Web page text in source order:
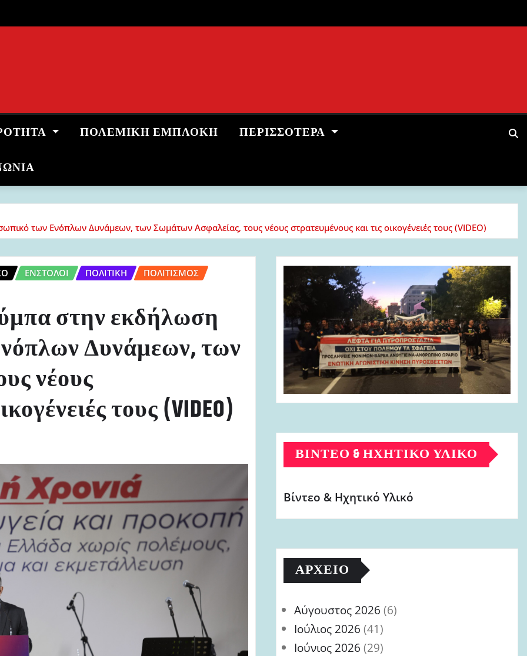
ΠΟΛΕΜΙΚΉ ΕΜΠΛΟΚΉ ΠΕΡΙΣΣΌΤΕΡΑ
των Ενόπλων Δυνάμεων, των Σωμάτων Ασφαλείας, τους νέους στρατευμένους και τις οικογένειές τους (VIDEO)
ΈΝΣΤΟΛΟΙ ΠΟΛΙΤΙΚΉ ΠΟΛΙΤΙΣΜΌΣ
στην εκδήλωση
Δυνάμεων, των
νέους
τους (VIDEO)
ΒΊΝΤΕΟ & ΗΧΗΤΙΚΌ ΥΛΙΚΌ
Βίντεο & Ηχητικό Υλικό
ΑΡΧΕΊΟ
Αύγουστος 2026 (6)
Ιούλιος 2026 (41)
Ιούνιος 2026 (29)